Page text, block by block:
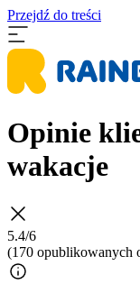
Przejdź do treści
Opinie
wakacje
5.4/6
(170 opublikowanych